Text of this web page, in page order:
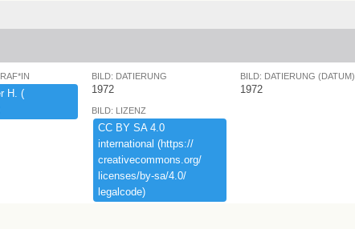
​H.​ ​(​
BILD: DATIERUNG
1972
BILD: DATIERUNG (DATUM)
1972
BILD: LIZENZ
CC ​BY ​SA ​4.​0 ​
international ​(​https:​/​/​
creativecommons.​org/​
licenses/​by-​sa/​4.​0/​
legalcode)​